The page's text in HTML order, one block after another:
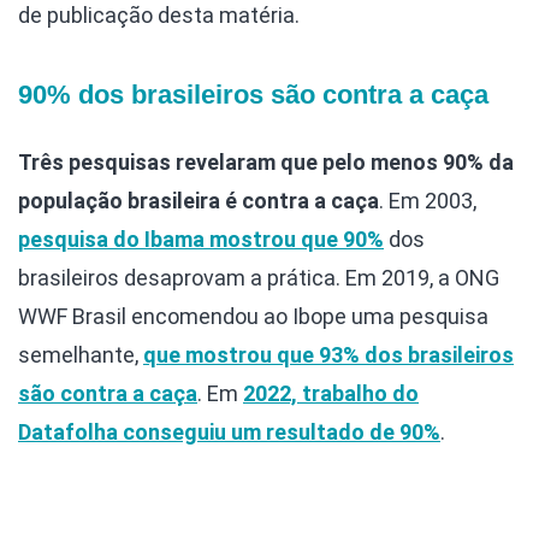
de publicação desta matéria.
90% dos brasileiros são contra a caça
Três pesquisas revelaram que pelo menos 90% da
população brasileira é contra a caça. Em 2003,
pesquisa do Ibama mostrou que 90% dos
brasileiros desaprovam a prática. Em 2019, a ONG
WWF Brasil encomendou ao Ibope uma pesquisa
semelhante, que mostrou que 93% dos brasileiros
são contra a caça. Em 2022, trabalho do
Datafolha conseguiu um resultado de 90%.